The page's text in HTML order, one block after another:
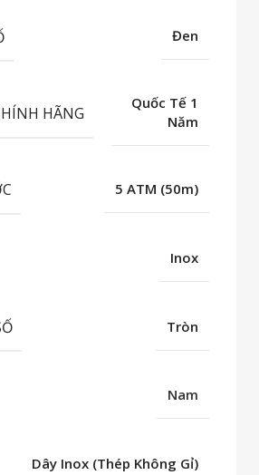
Đen
HÃNG
Quốc Tế 1
Năm
5 ATM (50m)
Inox
Tròn
Nam
Dây Inox (Thép Không Gỉ)